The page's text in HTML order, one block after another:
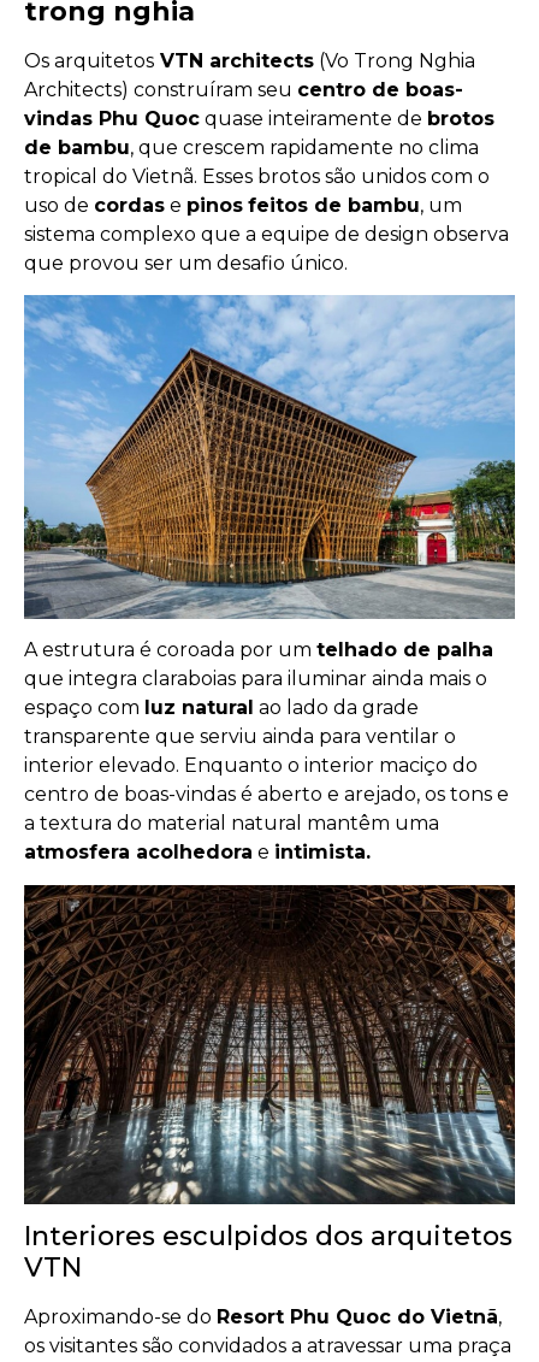
trong nghia
Os arquitetos VTN architects (Vo Trong Nghia
Architects) construíram seu centro de boas-
vindas Phu Quoc quase inteiramente de brotos
de bambu, que crescem rapidamente no clima
tropical do Vietnã. Esses brotos são unidos com o
uso de cordas e pinos feitos de bambu, um
sistema complexo que a equipe de design observa
que provou ser um desafio único.
A estrutura é coroada por um telhado de palha
que integra claraboias para iluminar ainda mais o
espaço com luz natural ao lado da grade
transparente que serviu ainda para ventilar o
interior elevado. Enquanto o interior maciço do
centro de boas-vindas é aberto e arejado, os tons e
a textura do material natural mantêm uma
atmosfera acolhedora e intimista.
Interiores esculpidos dos arquitetos
VTN
Aproximando-se do Resort Phu Quoc do Vietnã,
os visitantes são convidados a atravessar uma praça